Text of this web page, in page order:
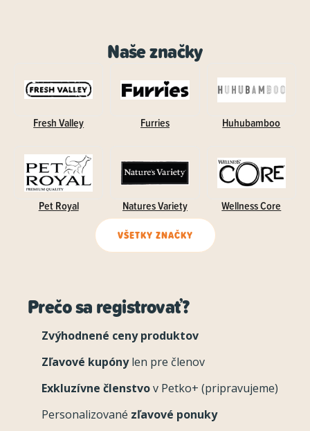
Naše značky
Fresh Valley Furries Huhubamboo
Pet Royal Natures Variety Wellness Core
VŠETKY ZNAČKY
Prečo sa registrovať?
Zvýhodnené ceny produktov
Zľavové kupónylen pre členov
Exkluzívne členstvov Petko+ (pripravujeme)
Personalizované zľavové ponuky